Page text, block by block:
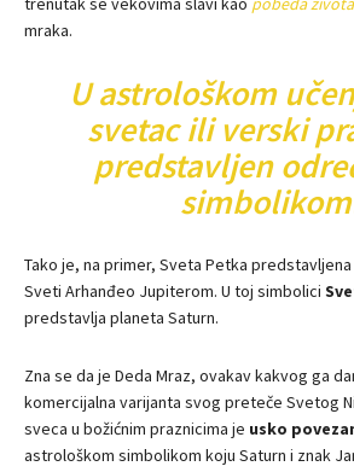
mraka.
U astrološkom
svetac ili verski
predstavljen
Tako je, na primer, Sveta Petka
Sveti Arhanđeo Jupiterom. U toj simbolici
predstavlja planeta Saturn.
Zna se da je Deda Mraz, ovakav kakvog ga
komercijalna varijanta svog preteče Svetog
sveca u božićnim praznicima je usko
astrološkom simbolikom koju Saturn i znak